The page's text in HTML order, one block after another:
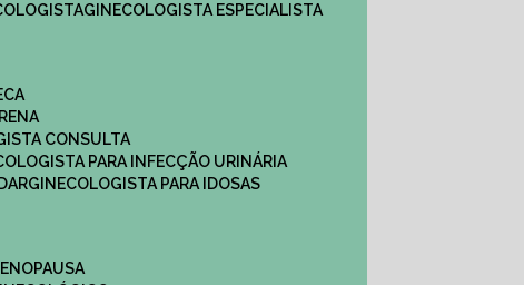
GINECOLOGISTA ESPECIALISTA
CONSULTA
PARA INFECÇÃO URINÁRIA
GINECOLOGISTA PARA IDOSAS